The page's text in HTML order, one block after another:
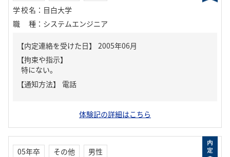
学校名 ： 目白大学
職種 ： システムエンジニア
【内定連絡を受けた日】
2005年06月
【拘束や指示】
特にない。
【通知方法】
電話
体験記の詳細はこちら
05年卒 その他
男性